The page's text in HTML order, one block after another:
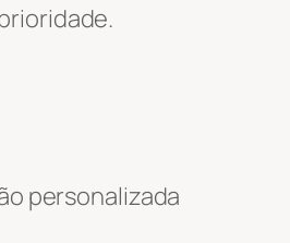
personalizada